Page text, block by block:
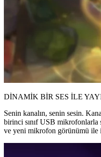
DİNAMİK BİR SES İLE
Senin kanalın, senin sesin.
birinci sınıf USB mikrofonlarla
ve yeni mikrofon görünümü ile